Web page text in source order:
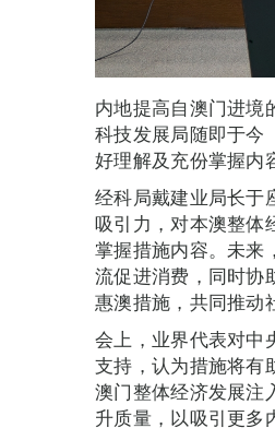
内地提高自澳门进境
科技发展局随即于今
好理解及充份掌握内
经科局戴建业局长于
吸引力，对本澳整体
掌握措施内容。未来
流促进消费，同时协
惠澳措施，共同推动
会上，业界代表对中
支持，认为措施将有
澳门整体经济发展注
升质量，以吸引更多